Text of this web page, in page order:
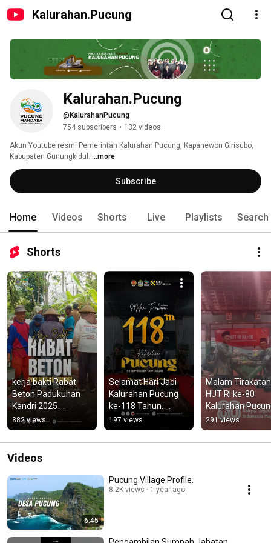
Kalurahan.Pucung
Kalurahan.Pucung
@KalurahanPucung
754 subscribers • 132 videos
Akun Youtube resmi Pemerintah Kalurahan Pucung, Kapanewon Girisubo,
Kabupaten Gunungkidul. ...more
Subscribe
Home Videos Shorts Live Playlists Search
Shorts
kerja bakti Rabat
Beton Padukuhan
Kandri 2025
#pucung
#pucungmandara
#rabat
882 views
Selamat Hari Jadi
Kalurahan Pucung
ke-118 Tahun.
#harijadikalurahanp
ucung118 #pucung
197 views
Malam Tirakatan
HUT RI ke-80
Kalurahan
#tirakatan
291 views
Videos
6:45
Pucung Village Profile.
8.2K views 1 year ago